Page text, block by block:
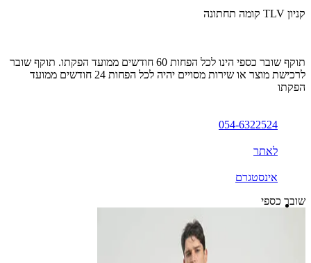
קניון TLV קומה תחתונה
תוקף שובר כספי הינו לכל הפחות 60 חודשים ממועד הפקתו. תוקף שובר
לרכישת מוצר או שירות מסויים יהיה לכל הפחות 24 חודשים ממועד
הפקתו
054-6322524
לאתר
אינסטגרם
שובר כספי